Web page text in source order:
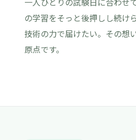
の学習をそっと後押しし続け
技術の力で届けたい。その想
原点です。